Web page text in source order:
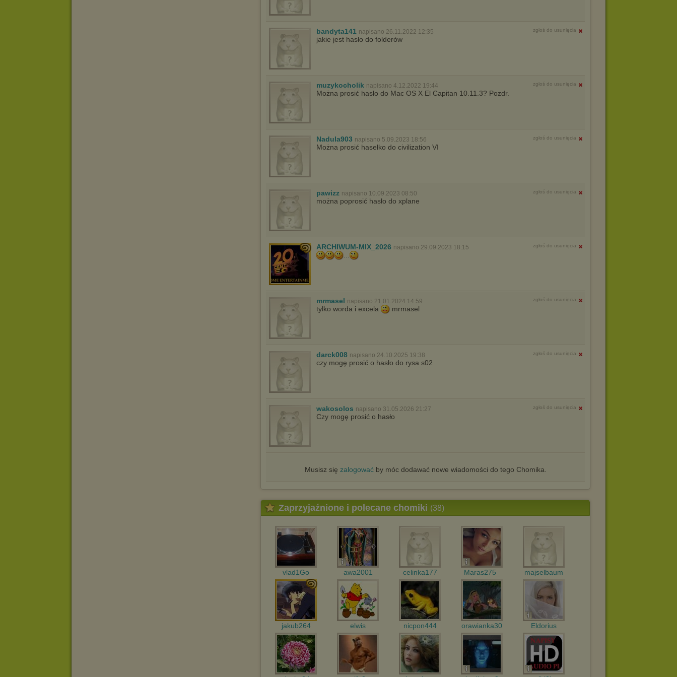
Istnieje możliwość zmiany ustawień przeglądarki internetowej w
sposób uniemożliwiający przechowywanie plików cookies na
dokonując odpowiednich zmian w ustawieniach przeglądarki
Pełną informację na ten temat znajdziesz pod adresem
http://chomikuj.pl/PolitykaPrywatnosci.aspx
bandyta141 napisano 26.11.2022 12:35 zgłoś do usunięcia
jakie jest hasło do folderów
muzykocholik napisano 4.12.2022 19:44 zgłoś do usunięcia
Można prosić hasło do Mac OS X El Capitan 10.11.3? Pozdr.
Nadula903 napisano 5.09.2023 18:56 zgłoś do usunięcia
Można prosić hasełko do civilization VI
pawizz napisano 10.09.2023 08:50 zgłoś do usunięcia
można poprosić hasło do xplane
ARCHIWUM-MIX_2026 napisano 29.09.2023 18:15 zgłoś do usunięcia
mrmasel napisano 21.01.2024 14:59 zgłoś do usunięcia
tylko worda i excela mrmasel
darck008 napisano 24.10.2025 19:38 zgłoś do usunięcia
czy mogę prosić o hasło do rysa s02
wakosolos napisano 31.05.2026 21:27 zgłoś do usunięcia
Czy mogę prosić o hasło
Musisz się zalogowaćby móc dodawać nowe wiadomości do tego Chomika.
Zaprzyjaźnione i polecane chomiki (38)
vlad1Go awa2001 celinka177 Maras275_ majselbaum
jakub264 elwis nicpon444 orawianka30 Eldorius